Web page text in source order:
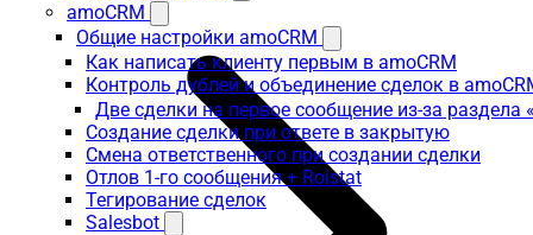
amoCRM
Общие настройки amoCRM
Как написать клиенту первым в amoCRM
Контроль дублей и объединение сделок в
Две сделки на первое сообщение из-за раздела
Создание сделки при ответе в закрытую
Смена ответственного при создании сделки
Отлов 1-го сообщения + Roistat
Тегирование сделок
Salesbot